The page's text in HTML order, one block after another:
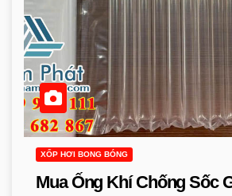
XỐP HƠI BONG BÓNG
Mua Ống Khí Chống Sốc